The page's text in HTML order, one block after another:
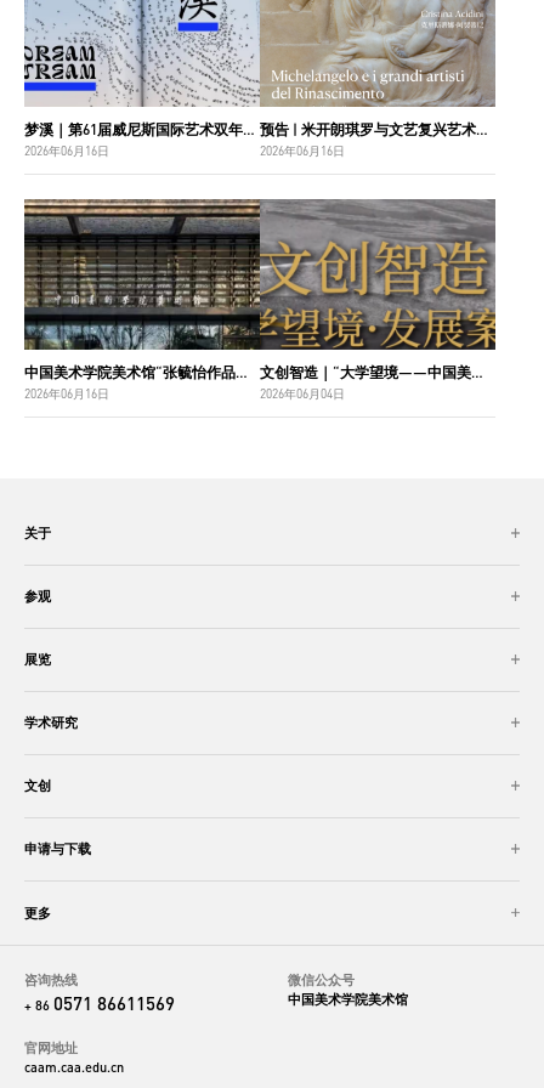
梦溪｜第61届威尼斯国际艺术双年展中国国家馆主视觉设计
2026年06月16日
预告 | 米开朗琪罗与文艺复兴艺术巨匠：佛罗伦萨博纳罗蒂之家珍藏
2026年06月16日
中国美术学院美术馆“张毓怡作品捐赠收藏项目”入选“2026年度国家美术作品收藏和捐赠奖励项目名单”
2026年06月16日
文创智造｜“大学望境——中国美术学院建设世界一流大学二十周年”特展导览
2026年06月04日
关于
参观
展览
学术研究
文创
申请与下载
更多
咨询热线
+ 86 0571 86611569
官网地址
caam.caa.edu.cn
微信公众号
中国美术学院美术馆